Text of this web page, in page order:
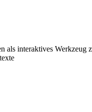
als interaktives Werkzeug